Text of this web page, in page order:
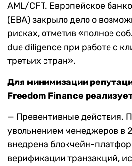
AML/CFT. Европейское
(EBA) закрыло дело о
рисках, отметив «полное
due diligence при работе с
третьих стран».
Для минимизации
Freedom Finance
— Превентивные действия.
увольнением менеджеров в
внедрена блокчейн-
верификации транзакций,